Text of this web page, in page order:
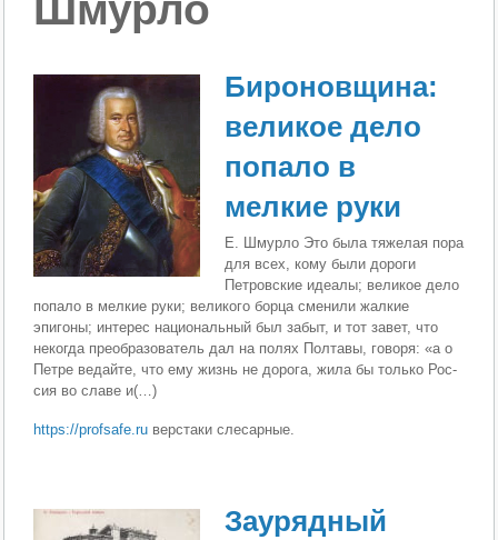
Бироновщина:
великое дело
попало в
мелкие руки
Е. Шмурло Это была тяжелая пора
для всех, кому были дороги
Петровские идеалы; великое дело
попало в мелкие руки; великого борца сменили жалкие
эпигоны; интерес на­циональный был забыт, и тот завет, что
некогда преоб­разователь дал на полях Полтавы, говоря: «а о
Петре ведайте, что ему жизнь не дорога, жила бы только Рос­
сия во славе и(…)
https://profsafe.ru верстаки слесарные.
Заурядный